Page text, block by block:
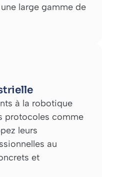
large gamme de
à la robotique
protocoles comme
leurs
au
et